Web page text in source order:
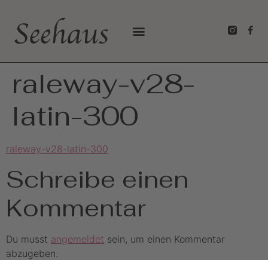
raleway-v28-
latin-300
raleway-v28-latin-300
Schreibe einen
Kommentar
Du musst angemeldet sein, um einen Kommentar
abzugeben.